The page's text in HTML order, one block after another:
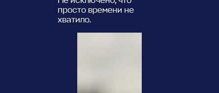
просто времени не
хватило.